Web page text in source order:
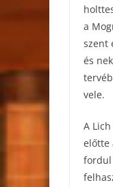
a
szent
és
vele.
A
előtte
fordul